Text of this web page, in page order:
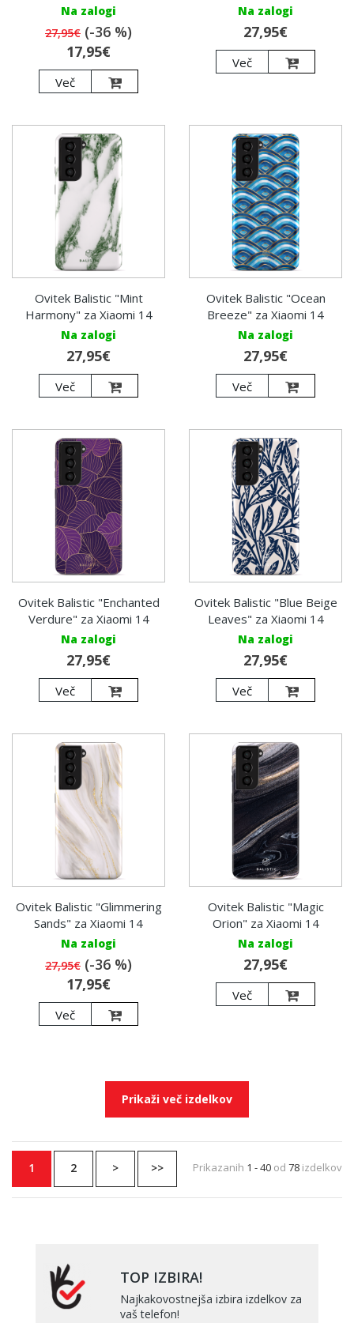
Na zalogi
27,95€ (-36 %)
17,95€
Več
Na zalogi
27,95€
Več
Ovitek Balistic "Mint
Harmony" za Xiaomi 14
Na zalogi
27,95€
Več
Ovitek Balistic "Ocean
Breeze" za Xiaomi 14
Na zalogi
27,95€
Več
Ovitek Balistic "Enchanted
Verdure" za Xiaomi 14
Na zalogi
27,95€
Več
Ovitek Balistic "Blue Beige
Leaves" za Xiaomi 14
Na zalogi
27,95€
Več
Ovitek Balistic "Glimmering
Sands" za Xiaomi 14
Na zalogi
27,95€ (-36 %)
17,95€
Več
Ovitek Balistic "Magic
Orion" za Xiaomi 14
Na zalogi
27,95€
Več
Prikaži več izdelkov
1 2 > >> Prikazanih 1 - 40 od 78 izdelkov
TOP IZBIRA!
Najkakovostnejša izbira izdelkov za
vaš telefon!